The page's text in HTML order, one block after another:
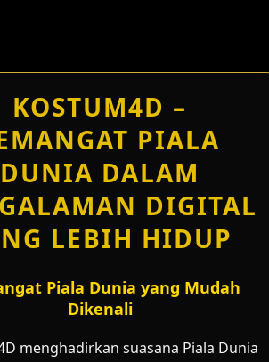
KOSTUM4D –
PIALA
DUNIA DALAM
DIGITAL
LEBIH HIDUP
Piala Dunia yang Mudah
Dikenali
menghadirkan suasana Piala Dunia